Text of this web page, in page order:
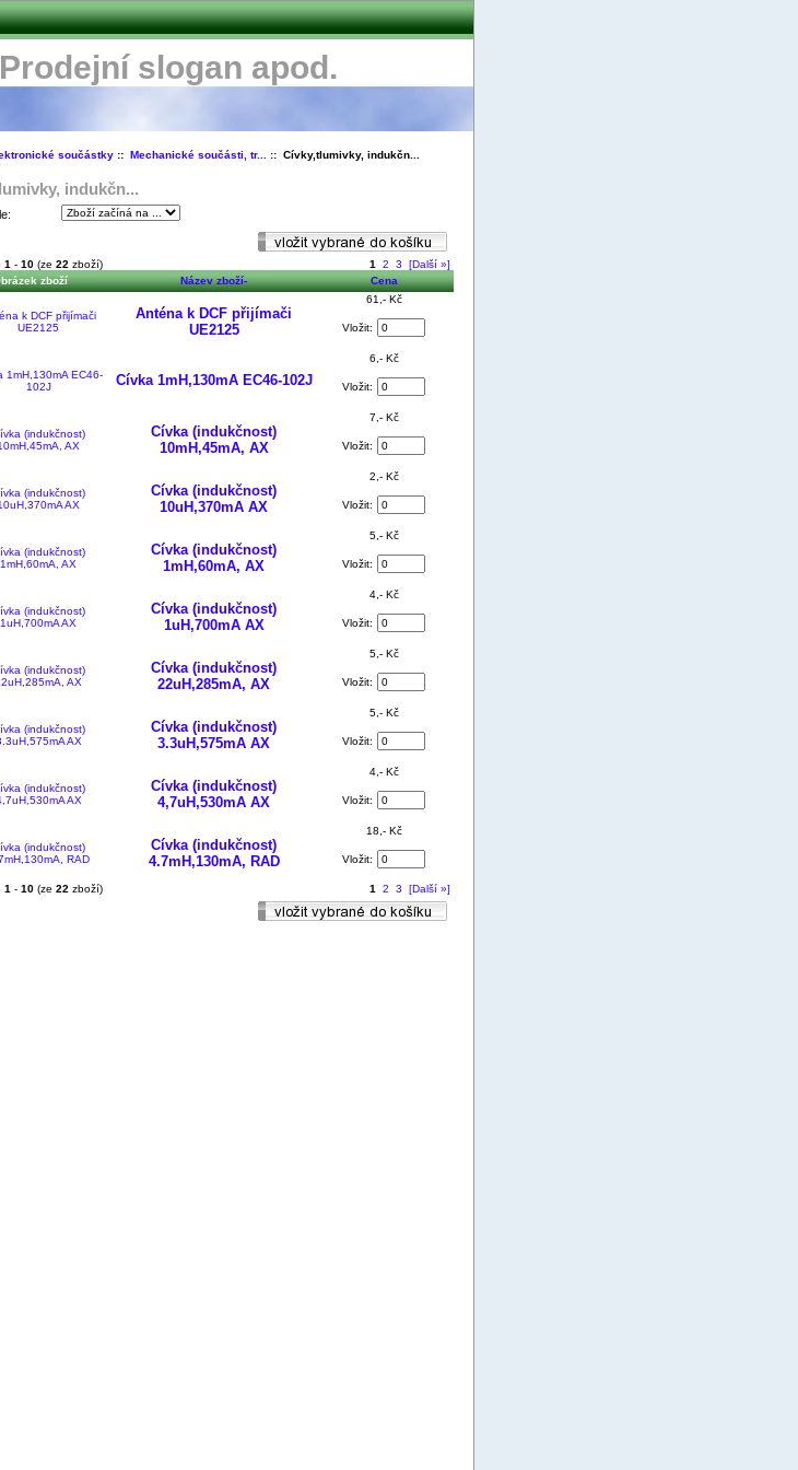
Prodejní slogan apod.
součástky:: Mechanické součásti, tr... :: Cívky,tlumivky, indukčn...
indukčn...
1 - 10 (ze 22 zboží) 1 2 3
[Další »]
zboží
Název zboží- Cena
Anténa k DCF přijímači
UE2125
61,- Kč
Vložit:
Cívka 1mH,130mA EC46-102J
6,- Kč
Vložit:
Cívka (indukčnost)
10mH,45mA, AX
7,- Kč
Vložit:
Cívka (indukčnost)
10uH,370mA AX
2,- Kč
Vložit:
Cívka (indukčnost)
1mH,60mA, AX
5,- Kč
Vložit:
Cívka (indukčnost)
1uH,700mA AX
4,- Kč
Vložit:
Cívka (indukčnost)
22uH,285mA, AX
5,- Kč
Vložit:
Cívka (indukčnost)
3.3uH,575mA AX
5,- Kč
Vložit:
Cívka (indukčnost)
4,7uH,530mA AX
4,- Kč
Vložit:
Cívka (indukčnost)
4.7mH,130mA, RAD
18,- Kč
Vložit:
1 - 10 (ze 22 zboží) 1 2 3 [Další »]